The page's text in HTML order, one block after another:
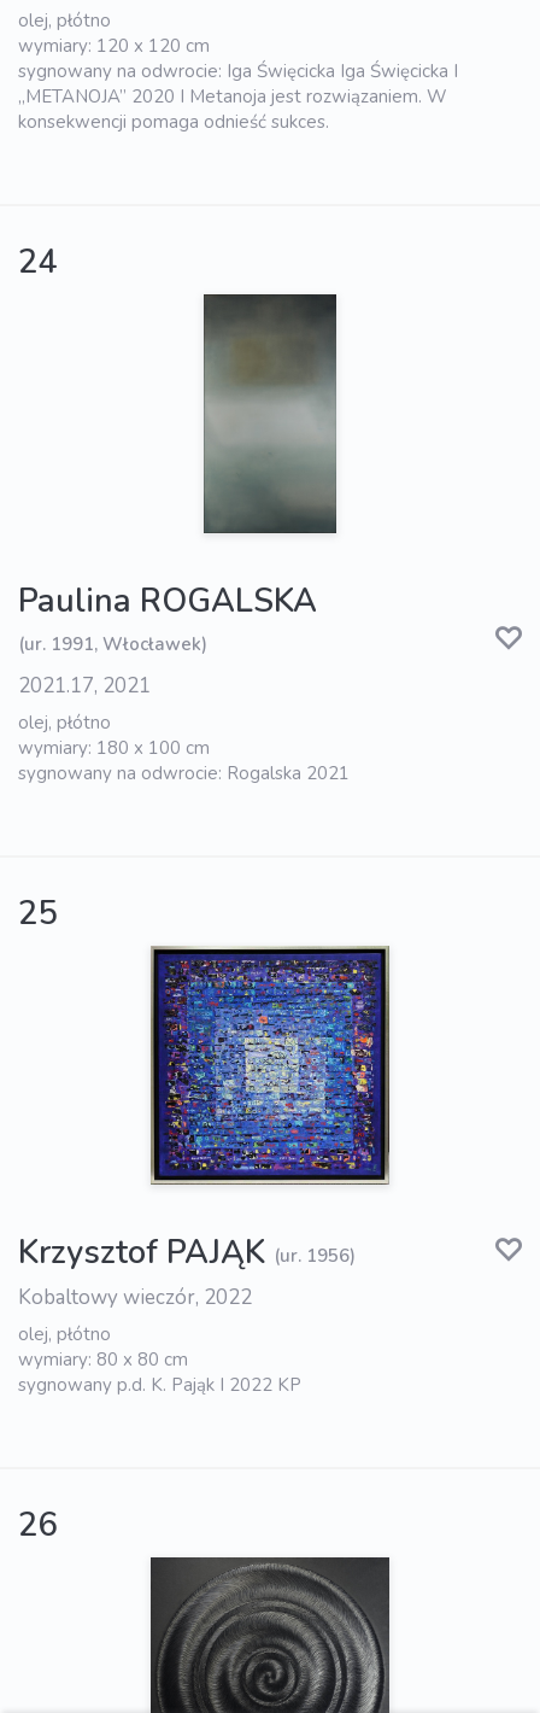
olej, płótno
wymiary: 120 x 120 cm
sygnowany na odwrocie: Iga Święcicka Iga Święcicka I
„METANOJA” 2020 I Metanoja jest rozwiązaniem. W
konsekwencji pomaga odnieść sukces.
24
Paulina ROGALSKA
(ur. 1991, Włocławek)
2021.17, 2021
olej, płótno
wymiary: 180 x 100 cm
sygnowany na odwrocie: Rogalska 2021
25
Krzysztof PAJĄK (ur. 1956)
Kobaltowy wieczór, 2022
olej, płótno
wymiary: 80 x 80 cm
sygnowany p.d. K. Pająk I 2022 KP
26